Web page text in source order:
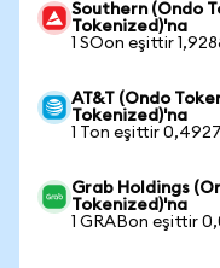
Southern (Ondo
Tokenized)'na
1 SOon eşittir
AT&T (Ondo
Tokenized)'na
1 Ton eşittir
Grab Holdings
Tokenized)'na
1 GRABon eşittir